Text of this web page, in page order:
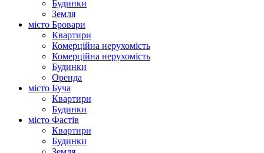
Будинки
Земля
місто Бровари
Квартири
Комерційна нерухомість
Комерційна нерухомість
Будинки
Оренда
місто Буча
Квартири
Будинки
місто Фастів
Квартири
Будинки